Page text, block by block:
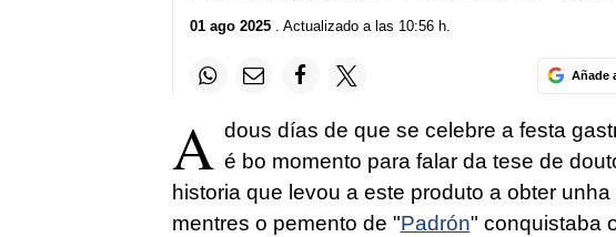
01 ago 2025. Actualizado a las 10:56 h.
Añade
A dous días de que se celebre a festa
é bo momento para falar da tese de
historia que levou a este produto a obter
mentres o pemento de "Padrón" conquistaba